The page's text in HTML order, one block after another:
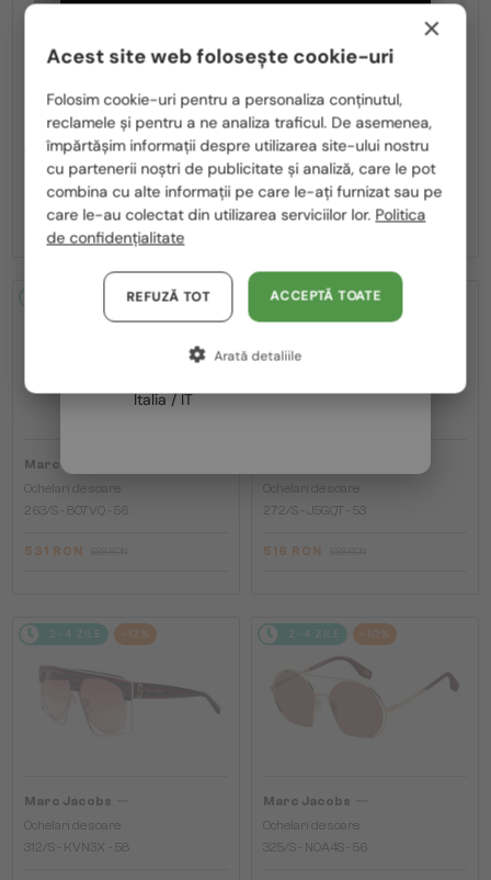
Marc Jacobs—
Ochelari de soare
716/S - KB798 - 62
588 RON 646 RON
Marc Jacobs—
Ochelari de soare
253/S - J5GFQ - 58
416 RON 588 RON
-10%
Marc Jacobs
Ochelari de soare
263/S - 807VQ - 56
531 RON
2-4 ZILE -12%
Ochelari de soare
272/S - J5GQT - 53
516 RON
2-4 ZILE -12%
Marc Jacobs
Ochelari de soare
312/S - KVN3X - 58
2-4 ZILE -10%
Marc Jacobs
Ochelari de soare
325/S - NOA4S - 56
România / RO
Polska / PL
Magyarország / HU
United Arab Emirates / EN
Austria / AT
Germania / DE
Franța / FR
Italia / IT
×
Acest site web folosește cookie-uri
Folosim cookie-uri pentru a personaliza conținutul,
reclamele și pentru a ne analiza traficul. De asemenea,
împărtășim informații despre utilizarea site-ului nostru
cu partenerii noștri de publicitate și analiză, care le pot
combina cu alte informații pe care le-ați furnizat sau pe
care le-au colectat din utilizarea serviciilor lor. Politica
de confidențialitate
ACCEPTĂ TOATE
REFUZĂ TOT
Arată detaliile